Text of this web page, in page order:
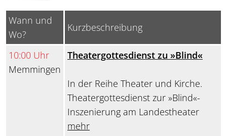
Wann und
Wo?
Kurzbeschreibung
10:00 Uhr
Memmingen
Theatergottesdienst zu »Blind«
In der Reihe Theater und Kirche.
Theatergottesdienst zur »Blind«-
Inszenierung am Landestheater
mehr